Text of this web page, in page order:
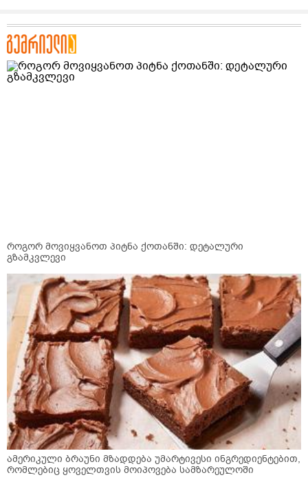
როგორ მოვიყვანოთ პიტნა ქოთანში: დეტალური
გზამკვლევი
ამერიკული ბრაუნი მზადდება უმარტივესი ინგრედიენტებით,
რომლებიც ყოველთვის მოიპოვება სამზარეულოში